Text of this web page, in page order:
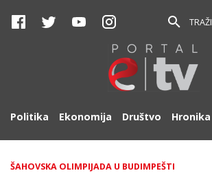
TRAŽI
Politika Ekonomija Društvo Hronika
ŠAHOVSKA OLIMPIJADA U BUDIMPEŠTI